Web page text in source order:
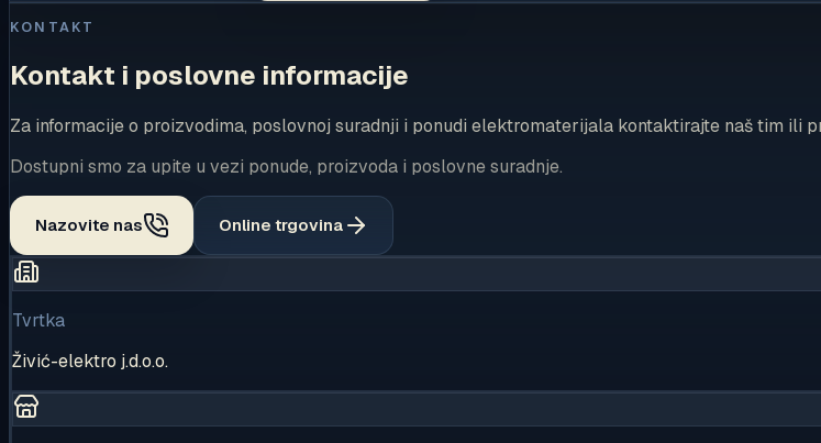
KONTAKT
Kontakt i poslovne informacije
Za informacije o proizvodima, poslovnoj suradnji i ponudi elektromaterijala kontaktirajte naš tim ili
Dostupni smo za upite u vezi ponude, proizvoda i poslovne suradnje.
Nazovite nas Online trgovina
Tvrtka
Živić-elektro j.d.o.o.